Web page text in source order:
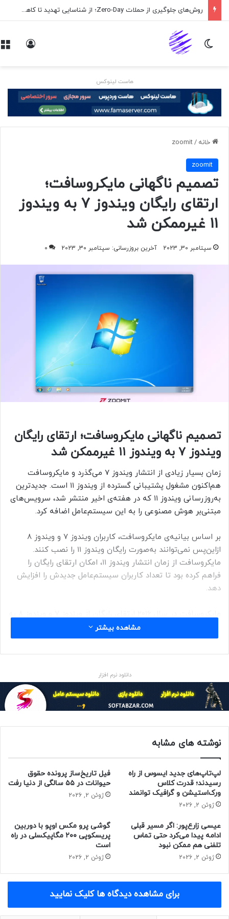
روش‌های جلوگیری از حملات Zero-Day؛ از شناسایی تهدید تا کاهش ریسک
تغییر پوسته
هاست لینوکس
خانه /
zoomit
zoomit
تصمیم ناگهانی مایکروسافت؛
ارتقای رایگان ویندوز ۷ به ویندوز
۱۱ غیرممکن شد
سپتامبر 30, 2023 آخرین بروزرسانی: سپتامبر 30, 2023 0
تصمیم ناگهانی مایکروسافت؛ ارتقای رایگان
ویندوز ۷ به ویندوز ۱۱ غیرممکن شد
زمان بسیار زیادی از انتشار ویندوز ۷ می‌گذرد و مایکروسافت
هم‌اکنون مشغول پشتیبانی گسترده از ویندوز ۱۱ است. جدیدترین
به‌روزرسانی ویندوز ۱۱ که در هفته‌ی اخیر منتشر شد، سرویس‌های
مبتنی‌بر هوش مصنوعی را به این سیستم‌عامل اضافه کرد.
بر اساس بیانیه‌ی مایکروسافت، کاربران ویندوز ۷ و ویندوز ۸
ازاین‌پس نمی‌توانند به‌صورت رایگان ویندوز ۱۱ را نصب کنند.
مایکروسافت از زمان انتشار ویندوز ۱۱، امکان ارتقای رایگان را
فراهم کرده بود تا تعداد کاربران سیستم‌عامل جدیدش را افزایش
دهد.
ویندوز ۱۰ را غیرممکن کرد، اما بعداً شماری از رسانه‌ها گفتند که
امکان ارتقای نسخه‌ی ویندوز تا مدت‌ها پس از ضرب‌الأجل
مایکروسافت فراهم بوده است.
ویندوز ۷ و ویندوز ۸ هیچ به‌روزرسانی دیگری دریافت نمی‌کنند و
اکنون عملاً تحت پشتیبانی نیستند. مایکروسافت حتی
به‌روزرسانی امنیتی نیز برای این سیستم‌های عامل منتشر نمی‌کند.
پچ‌های امنیتی و جدیدترین قابلیت‌ها، سراغ نصب ویندوز ۱۱ بروند.
حتما بخوانید :
تلسکوپ فضایی نسل بعدی ناسا چگونه علائم
منبع : زومیت
سیستم عامل
مشاهده بیشتر
دانلود نرم افزار
نوشته های مشابه
لپ‌تاپ‌های جدید ایسوس از راه
رسیدند؛ قدرت کلاس
ورک‌استیشن و گرافیک توانمند
ژوئن 2, 2026
فیل تاریخ‌ساز پرونده حقوق
حیوانات در ۵۵ سالگی از دنیا رفت
ژوئن 2, 2026
عیسی زارع‌پور: اگر مسیر قبلی
ادامه پیدا می‌کرد حتی تماس
تلفنی هم ممکن نبود
ژوئن 2, 2026
گوشی پرو مکس اوپو با دوربین
پریسکوپی ۲۰۰ مگاپیکسلی در راه
است
ژوئن 2, 2026
برای مشاهده دیدگاه ها کلیک نمایید